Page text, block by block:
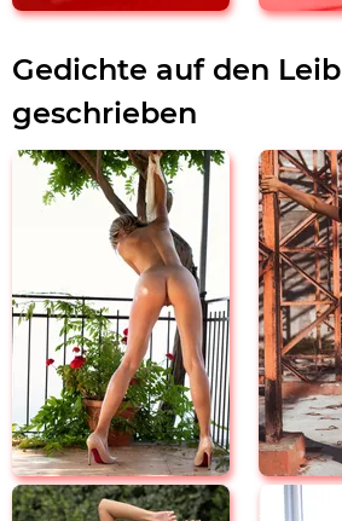
Gedichte auf den Leib
geschrieben